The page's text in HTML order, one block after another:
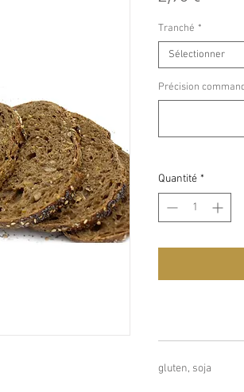
Tranché *
Sélectionner
Précision
Quantité *
gluten, soja